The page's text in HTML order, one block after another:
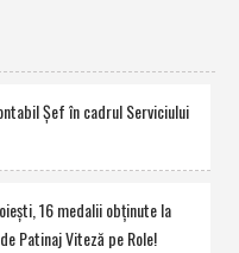
Şef în cadrul Serviciului
16 medalii obţinute la
Patinaj Viteză pe Role!